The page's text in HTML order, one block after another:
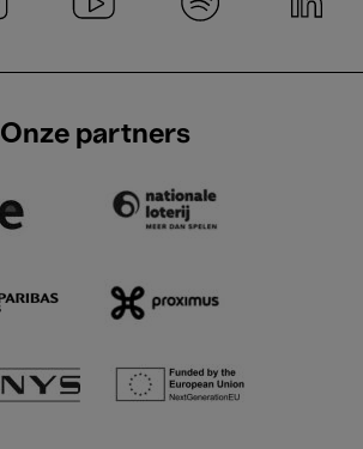
Onze partners